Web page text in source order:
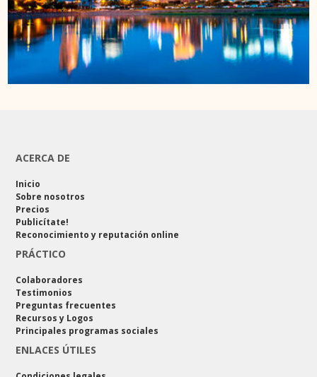
ACERCA DE
Inicio
Sobre nosotros
Precios
Publicítate!
Reconocimiento y reputación online
PRÁCTICO
Colaboradores
Testimonios
Preguntas frecuentes
Recursos y Logos
Principales programas sociales
ENLACES ÚTILES